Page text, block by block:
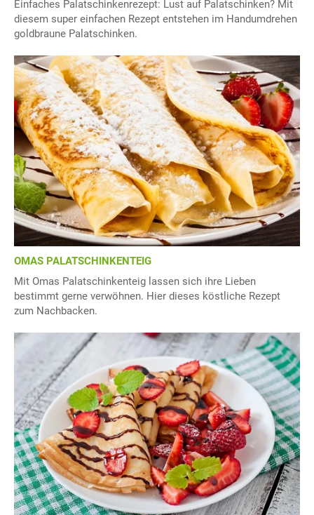
Einfaches Palatschinkenrezept: Lust auf Palatschinken? Mit
diesem super einfachen Rezept entstehen im Handumdrehen
goldbraune Palatschinken.
OMAS PALATSCHINKENTEIG
Mit Omas Palatschinkenteig lassen sich ihre Lieben
bestimmt gerne verwöhnen. Hier dieses köstliche Rezept
zum Nachbacken.